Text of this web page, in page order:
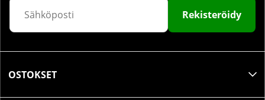
Rekisteröidy
OSTOKSET